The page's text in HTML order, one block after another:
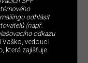
odhlásit
(např.
odkazu
Vaško, vedoucí
která zajišťuje